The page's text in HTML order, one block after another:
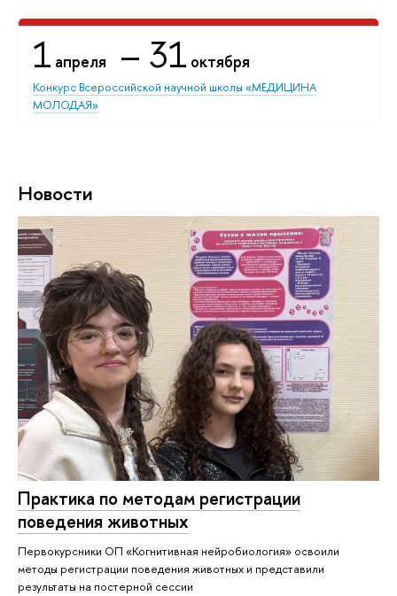
1 апреля – 31 октября
Конкурс Всероссийской научной школы «МЕДИЦИНА
МОЛОДАЯ»
Новости
Практика по методам регистрации
поведения животных
Первокурсники ОП «Когнитивная нейробиология» освоили
методы регистрации поведения животных и представили
результаты на постерной сессии